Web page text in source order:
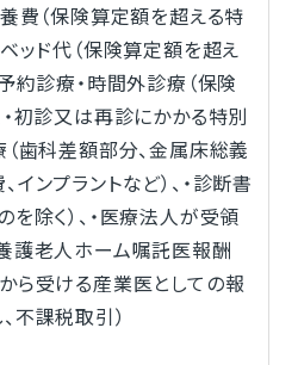
費（保険算定額を超える特
ッド代（保険算定額を超え
約診療・時間外診療（保険
初診又は再診にかかる特別
（歯科差額部分、金属床総義
ンプラントなど）、・診断書
除く）、・医療法人が受領
護老人ホーム嘱託医報酬
ら受ける産業医としての報
不課税取引）